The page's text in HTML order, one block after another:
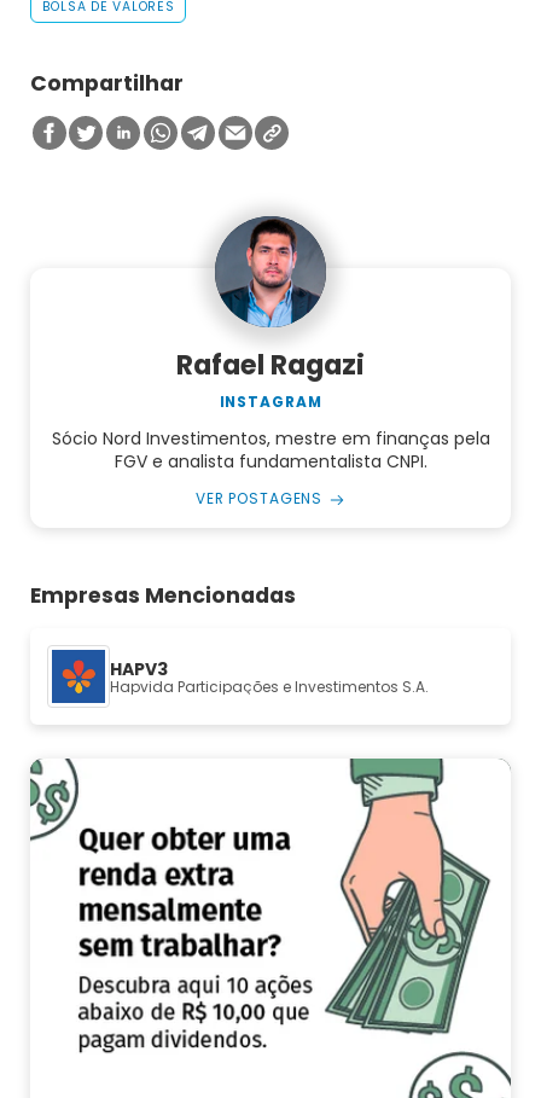
BOLSA DE VALORES
Compartilhar
Rafael Ragazi
INSTAGRAM
Sócio Nord Investimentos, mestre em finanças pela
FGV e analista fundamentalista CNPI.
VER POSTAGENS
Empresas Mencionadas
HAPV3
Hapvida Participações e Investimentos S.A.